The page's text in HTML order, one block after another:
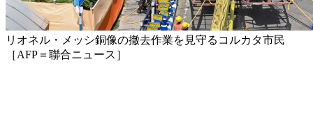
リオネル・メッシ銅像の撤去作業を見守るコルカタ市民
［AFP＝聯合ニュース］